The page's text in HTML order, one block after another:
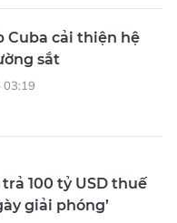
Cuba cải thiện hệ
sắt
trả 100 tỷ USD thuế
giải phóng’